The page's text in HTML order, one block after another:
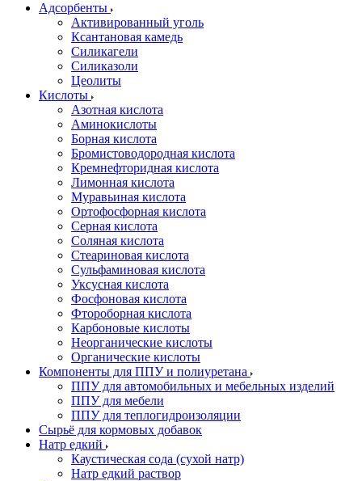
Адсорбенты
Активированный уголь
Ксантановая камедь
Силикагели
Силиказоли
Цеолиты
Кислоты
Азотная кислота
Аминокислоты
Борная кислота
Бромистоводородная кислота
Кремнефторидная кислота
Лимонная кислота
Муравьиная кислота
Ортофосфорная кислота
Серная кислота
Соляная кислота
Стеариновая кислота
Сульфаминовая кислота
Уксусная кислота
Фосфоновая кислота
Фтороборная кислота
Карбоновые кислоты
Неорганические кислоты
Органические кислоты
Компоненты для ППУ и полиуретана
ППУ для автомобильных и мебельных изделий
ППУ для мебели
ППУ для теплогидроизоляции
Сырьё для кормовых добавок
Натр едкий
Каустическая сода (сухой натр)
Натр едкий раствор